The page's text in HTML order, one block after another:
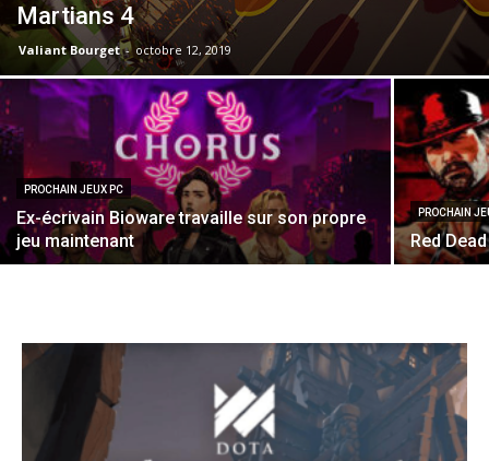
Martians 4
Valiant Bourget - octobre 12, 2019
PROCHAIN JEUX PC
Ex-écrivain Bioware travaille sur son propre
jeu maintenant
PROCHAIN
Red